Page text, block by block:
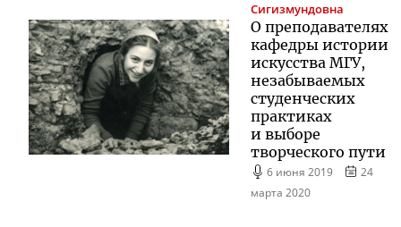
Сигизмундовна
О преподавателях
кафедры истории
искусства МГУ,
незабываемых
студенческих
практиках
и выборе
творческого пути
6 июня 2019
24
марта 2020